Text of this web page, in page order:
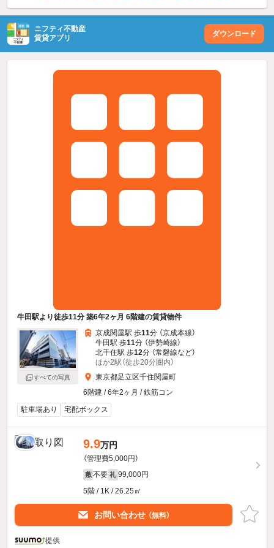
ニフティ不動産
賃貸アプリ
ダウンロード
牛田駅より徒歩11分 築6年2ヶ月 6階建の賃貸物件
すべての写真
京成関屋駅 歩11分 （京成本線）
牛田駅 歩11分 （伊勢崎線）
北千住駅 歩12分 （常磐線など）
ほか2駅（徒歩20分圏内）
東京都足立区千住関屋町
6階建 / 6年2ヶ月 / 鉄筋コン
駐車場あり
宅配ボックス
9.9万円
（管理費5,000円）
敷 不要 礼 99,000円
5階 / 1K / 26.25㎡
お問い合わせ （無料）
提供